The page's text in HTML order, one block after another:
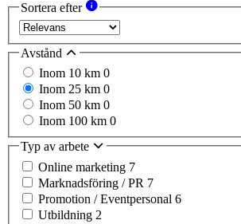
Sortera efter
Avstånd
Inom 10 km 0
Inom 25 km 0
Inom 50 km 0
Inom 100 km 0
Typ av arbete
Online marketing 7
Marknadsföring / PR 7
Promotion / Eventpersonal 6
Utbildning 2